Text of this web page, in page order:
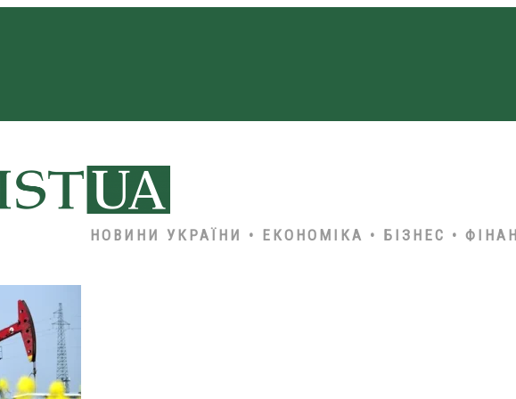
НОВИНИ УКРАЇНИ • ЕКОНОМІКА • БІЗНЕС •